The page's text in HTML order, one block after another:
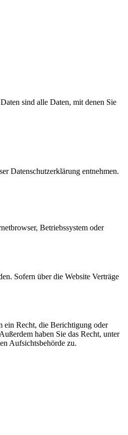
sind alle Daten, mit denen Sie
Datenschutzerklärung entnehmen.
Betriebssystem oder
Sofern über die Website Verträge
ein Recht, die Berichtigung oder
haben Sie das Recht, unter
Aufsichtsbehörde zu.